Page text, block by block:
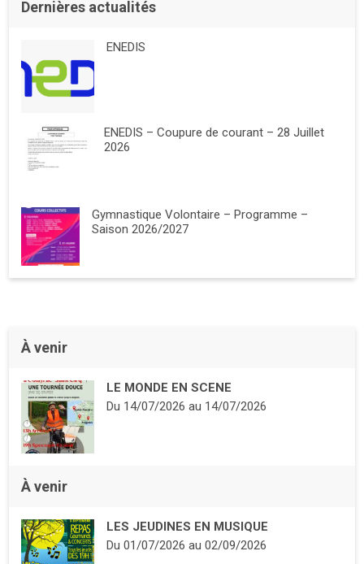
Dernières actualités
ENEDIS
ENEDIS – Coupure de courant – 28 Juillet
2026
Gymnastique Volontaire – Programme –
Saison 2026/2027
À venir
LE MONDE EN SCENE
Du 14/07/2026au 14/07/2026
À venir
LES JEUDINES EN MUSIQUE
Du 01/07/2026au 02/09/2026